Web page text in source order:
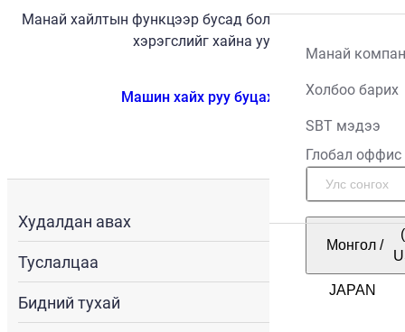
Манай
Холбоо барих
SBT мэдээ
Глобал оффис
Монгол /
Манай хайлтын функцээр бусад боломжит тээврийн
хэрэгслийг хайна уу.
Машин хайх руу буцах
Худалдан авах
Туслалцаа
Бидний тухай